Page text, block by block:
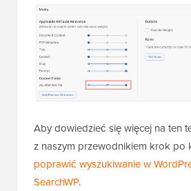
Aby dowiedzieć się więcej na ten
z naszym przewodnikiem krok po
poprawić wyszukiwanie w
SearchWP.